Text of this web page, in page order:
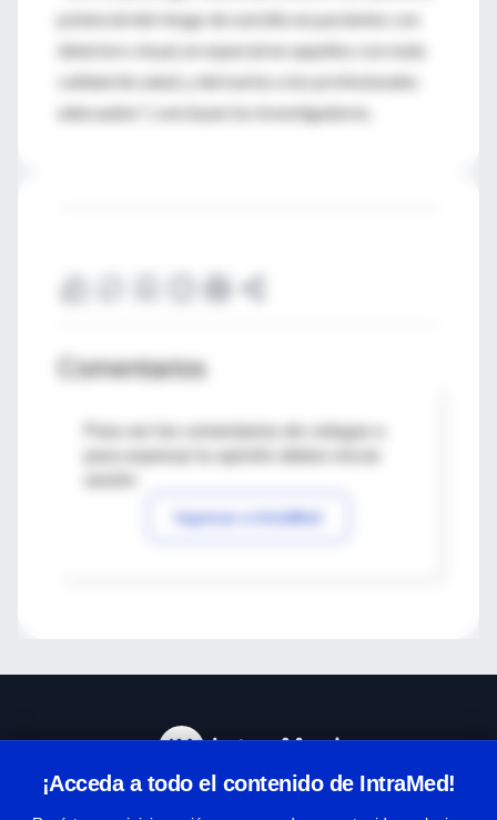
potencial del riesgo de suicidio en pacientes con
deterioro visual, en especial en aquellos con mala
calidad de salud, y derivarlos a los profesionales
adecuados", concluyen los investigadores.
Comentarios
Para ver los comentarios de colegas o
Ingresar a IntraMed
¡Acceda a todo el contenido de IntraMed!